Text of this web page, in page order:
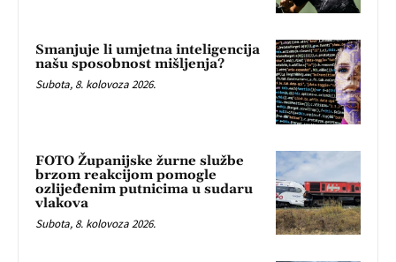
Smanjuje li umjetna inteligencija
našu sposobnost mišljenja?
Subota, 8. kolovoza 2026.
FOTO Županijske žurne službe
brzom reakcijom pomogle
ozlijeđenim putnicima u sudaru
vlakova
Subota, 8. kolovoza 2026.